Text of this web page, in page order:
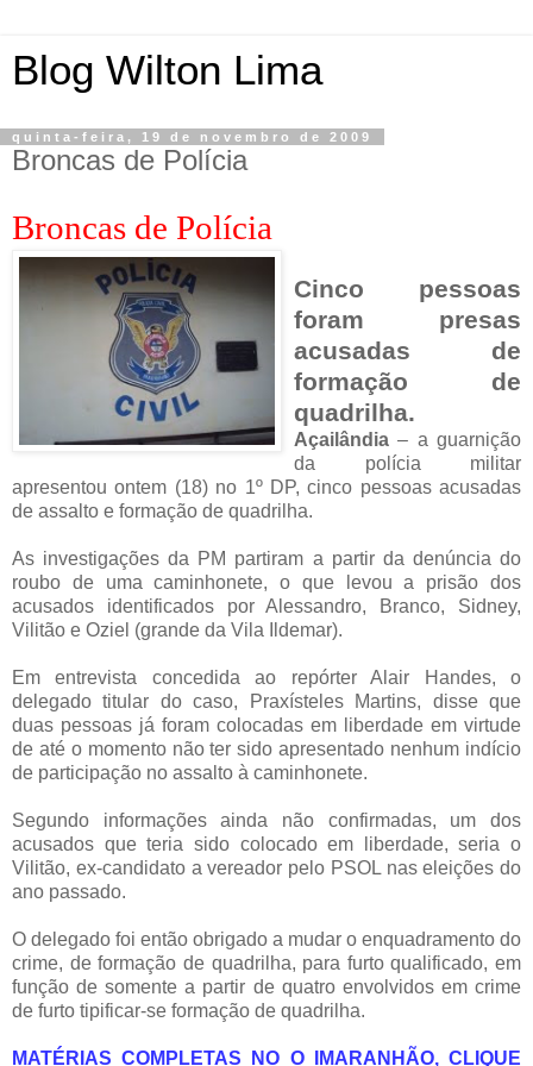
Blog Wilton Lima
quinta-feira, 19 de novembro de 2009
Broncas de Polícia
Broncas de Polícia
Cinco pessoas
foram presas
acusadas de
formação de
quadrilha.
Açailândia – a guarnição
da polícia militar
apresentou ontem (18) no 1º DP, cinco pessoas acusadas
de assalto e formação de quadrilha.
As investigações da PM partiram a partir da denúncia do
roubo de uma caminhonete, o que levou a prisão dos
acusados identificados por Alessandro, Branco, Sidney,
Vilitão e Oziel (grande da Vila Ildemar).
Em entrevista concedida ao repórter Alair Handes, o
delegado titular do caso, Praxísteles Martins, disse que
duas pessoas já foram colocadas em liberdade em virtude
de até o momento não ter sido apresentado nenhum indício
de participação no assalto à caminhonete.
Segundo informações ainda não confirmadas, um dos
acusados que teria sido colocado em liberdade, seria o
Vilitão, ex-candidato a vereador pelo PSOL nas eleições do
ano passado.
O delegado foi então obrigado a mudar o enquadramento do
crime, de formação de quadrilha, para furto qualificado, em
função de somente a partir de quatro envolvidos em crime
de furto tipificar-se formação de quadrilha.
MATÉRIAS COMPLETAS NO O IMARANHÃO, CLIQUE